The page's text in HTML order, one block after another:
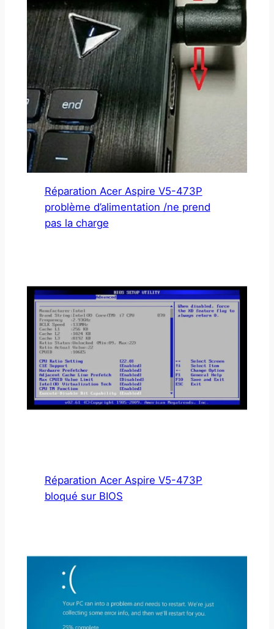
Réparation Acer Aspire V5-473P
problème d’alimentation /ne prend
pas la charge
Réparation Acer Aspire V5-473P
bloqué sur BIOS